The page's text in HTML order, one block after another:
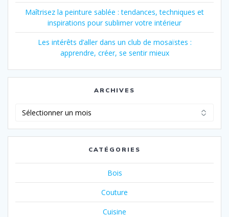
Maîtrisez la peinture sablée : tendances, techniques et
inspirations pour sublimer votre intérieur
Les intérêts d’aller dans un club de mosaïstes :
apprendre, créer, se sentir mieux
ARCHIVES
CATÉGORIES
Bois
Couture
Cuisine